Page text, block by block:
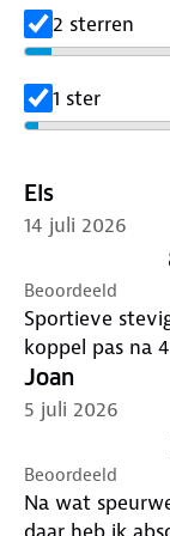
Verkrijgbaar in
2 sterren
1 ster
Els
14 juli 2026
Beoordeeld
Sportieve
koppel pas na
Joan
5 juli 2026
Beoordeeld
Na wat